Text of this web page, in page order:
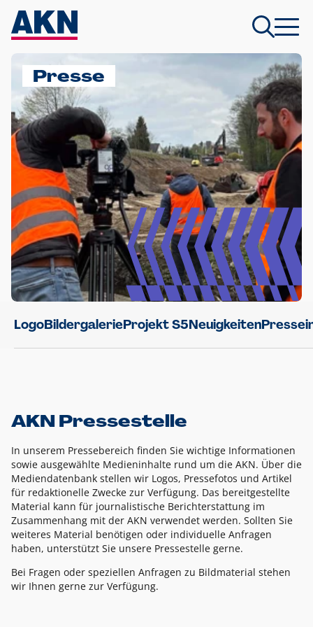
Presse
LogoBildergalerieProjekt S5Neuigkeiten
AKN Pressestelle
In unserem Pressebereich finden Sie wichtige Informationen
sowie ausgewählte Medieninhalte rund um die AKN. Über die
Mediendatenbank stellen wir Logos, Pressefotos und Artikel
für redaktionelle Zwecke zur Verfügung. Das bereitgestellte
Material kann für journalistische Berichterstattung im
Zusammenhang mit der AKN verwendet werden. Sollten Sie
weiteres Material benötigen oder individuelle Anfragen
haben, unterstützt Sie unsere Pressestelle gerne.
Bei Fragen oder speziellen Anfragen zu Bildmaterial stehen
wir Ihnen gerne zur Verfügung.